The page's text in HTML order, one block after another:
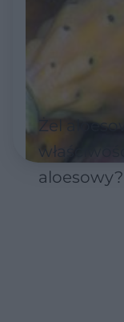
Żel
aloesowy?